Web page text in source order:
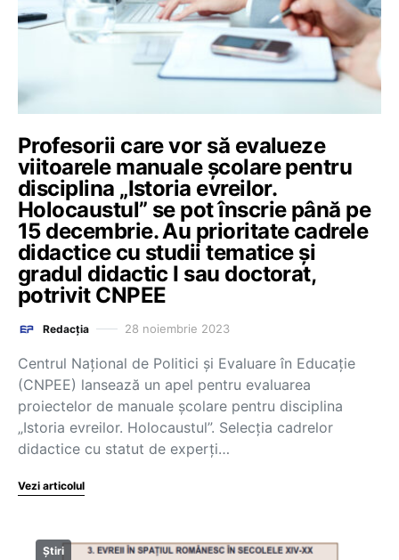
Profesorii care vor să evalueze
viitoarele manuale școlare pentru
disciplina „Istoria evreilor.
Holocaustul” se pot înscrie până pe
15 decembrie. Au prioritate cadrele
didactice cu studii tematice și
gradul didactic I sau doctorat,
potrivit CNPEE
Redacția 28 noiembrie 2023
Centrul Național de Politici și Evaluare în Educație
(CNPEE) lansează un apel pentru evaluarea
proiectelor de manuale școlare pentru disciplina
„Istoria evreilor. Holocaustul”. Selecția cadrelor
didactice cu statut de experți…
Vezi articolul
Știri